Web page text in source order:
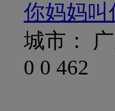
你妈妈叫
城市：
0 0 462